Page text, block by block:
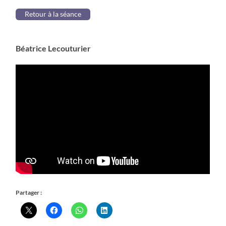
Retour à la séance
Béatrice Lecouturier
Partager :